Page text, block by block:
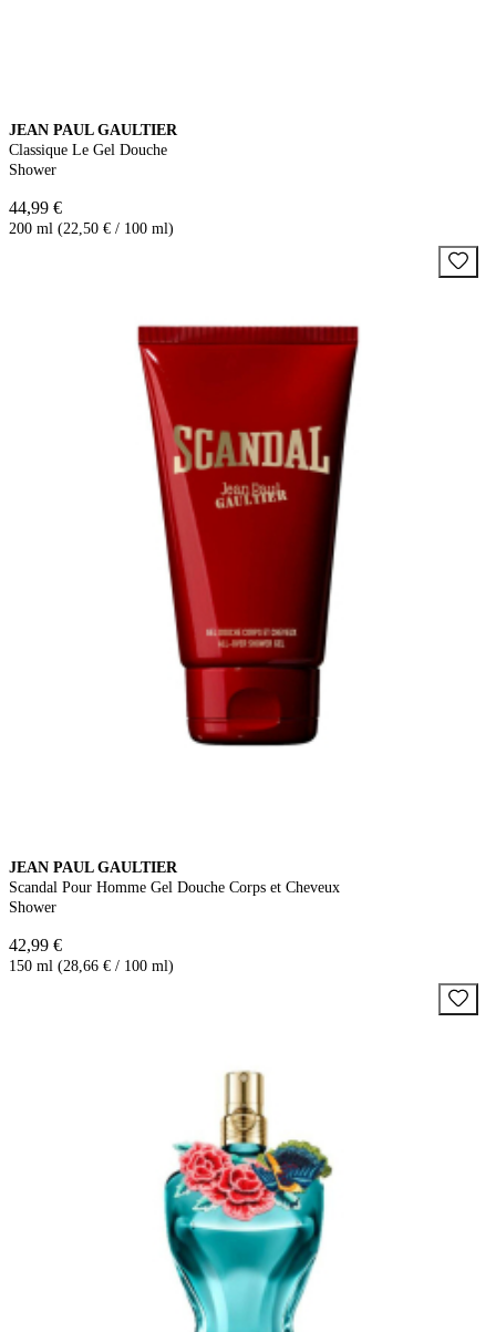
JEAN PAUL GAULTIER
Classique Le Gel Douche
Shower
44,99 €
200 ml (22,50 € / 100 ml)
JEAN PAUL GAULTIER
Scandal Pour Homme Gel Douche Corps et Cheveux
Shower
42,99 €
150 ml (28,66 € / 100 ml)